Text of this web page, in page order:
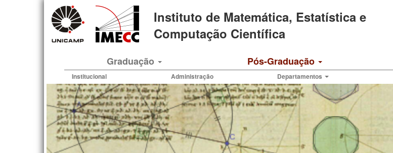
Instituto de Matemática, Estatística e
Computação Científica
Graduação Pós-Graduação
Institucional Administração Departamentos